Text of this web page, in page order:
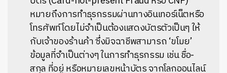
หมายถึงการทำธุรกรรมผ่านทางอินเทอร์เน็ตหรือ
โทรศัพท์โดยไม่จำเป็นต้องแสดงบัตรตัวเป็นๆ ให้
กับเจ้าของร้านค้า ซึ่งมิจฉาชีพสามารถ ‘ขโมย’
ข้อมูลที่จำเป็นต่างๆ ในการทำธุรกรรม เช่น ชื่อ-
สกุล ที่อยู่ หรือหมายเลขหน้าบัตร จากโลกออนไลน์